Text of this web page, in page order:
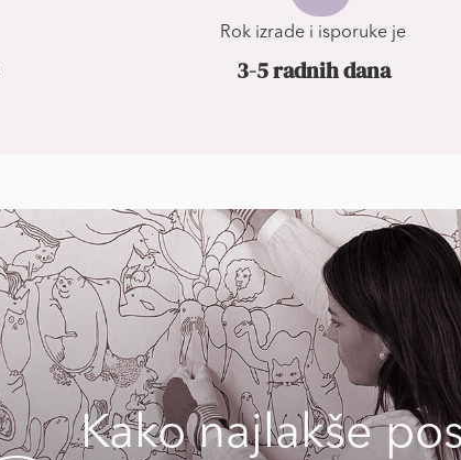
Rok izrade i isporuke je
3-5 radnih dana
Kako najlakše